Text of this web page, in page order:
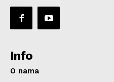
Info
O nama